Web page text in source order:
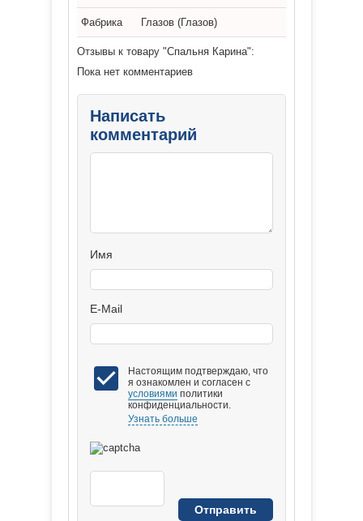
Фабрика Глазов (Глазов)
Отзывы к товару "Спальня Карина":
Пока нет комментариев
Написать
комментарий
Имя
E-Mail
Настоящим подтверждаю, что
я ознакомлен и согласен с
условиями политики
конфиденциальности.
Узнать больше